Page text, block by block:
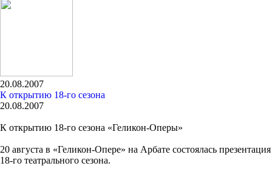
20.08.2007
К открытию 18-го сезона
20.08.2007
К открытию 18-го сезона «Геликон-Оперы»
20 августа в «Геликон-Опере» на Арбате cостоялась презентация
18-го театрального сезона.